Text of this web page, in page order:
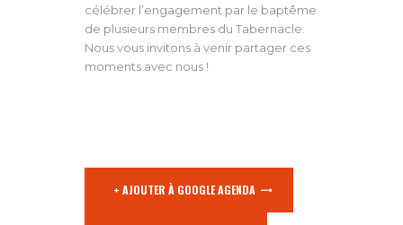
célébrer l’engagement par le baptême
de plusieurs membres du Tabernacle.
Nous vous invitons à venir partager ces
moments avec nous !
+ AJOUTER À GOOGLE AGENDA